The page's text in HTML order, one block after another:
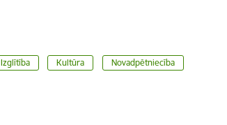
Izglītība Kultūra Novadpētniecība